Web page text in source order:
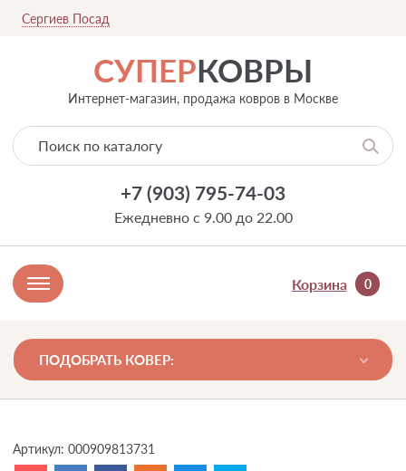
Сергиев Посад
СУПЕРКОВРЫ
Интернет-магазин, продажа ковров в Москве
+7 (903) 795-74-03
Ежедневно с 9.00 до 22.00
Корзина 0
ПОДОБРАТЬ КОВЕР:
Артикул: 000909813731